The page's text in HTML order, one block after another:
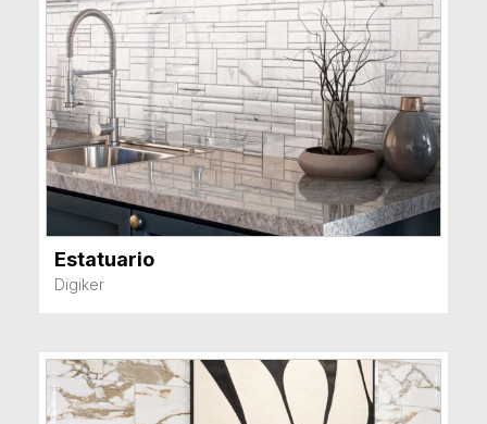
Estatuario
Digiker